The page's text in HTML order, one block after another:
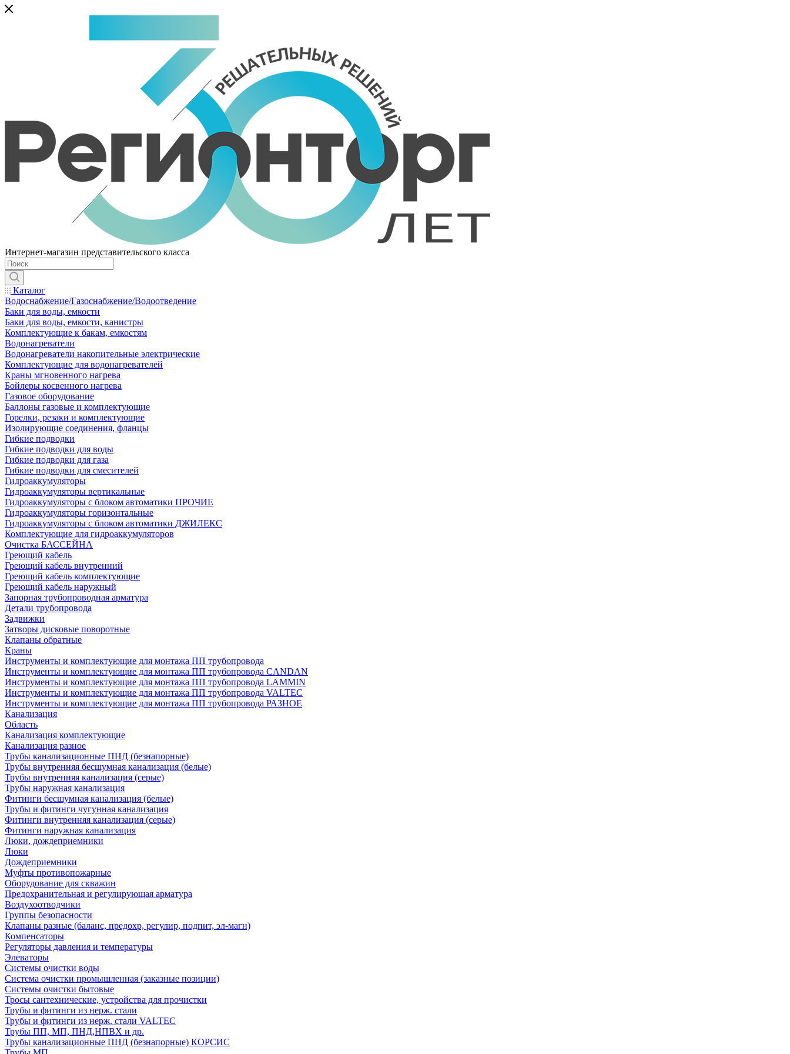
Интернет-магазин представительского класса
Каталог
Водоснабжение/Газоснабжение/Водоотведение
Баки для воды, емкости
Баки для воды, емкости, канистры
Комплектующие к бакам, емкостям
Водонагреватели
Водонагреватели накопительные электрические
Комплектующие для водонагревателей
Краны мгновенного нагрева
Бойлеры косвенного нагрева
Газовое оборудование
Баллоны газовые и комплектующие
Горелки, резаки и комплектующие
Изолирующие соединения, фланцы
Гибкие подводки
Гибкие подводки для воды
Гибкие подводки для газа
Гибкие подводки для смесителей
Гидроаккумуляторы
Гидроаккумуляторы вертикальные
Гидроаккумуляторы с блоком автоматики ПРОЧИЕ
Гидроаккумуляторы горизонтальные
Гидроаккумуляторы с блоком автоматики ДЖИЛЕКС
Комплектующие для гидроаккумуляторов
Очистка БАССЕЙНА
Греющий кабель
Греющий кабель внутренний
Греющий кабель комплектующие
Греющий кабель наружный
Запорная трубопроводная арматура
Детали трубопровода
Задвижки
Затворы дисковые поворотные
Клапаны обратные
Краны
Инструменты и комплектующие для монтажа ПП трубопровода
Инструменты и комплектующие для монтажа ПП трубопровода CANDAN
Инструменты и комплектующие для монтажа ПП трубопровода LAMMIN
Инструменты и комплектующие для монтажа ПП трубопровода VALTEC
Инструменты и комплектующие для монтажа ПП трубопровода РАЗНОЕ
Канализация
Область
Канализация комплектующие
Канализация разное
Трубы канализационные ПНД (безнапорные)
Трубы внутренняя бесшумная канализация (белые)
Трубы внутренняя канализация (серые)
Трубы наружная канализация
Фитинги бесшумная канализация (белые)
Трубы и фитинги чугунная канализация
Фитинги внутренняя канализация (серые)
Фитинги наружная канализация
Люки, дождеприемники
Люки
Дождеприемники
Муфты противопожарные
Оборудование для скважин
Предохранительная и регулирующая арматура
Воздухоотводчики
Группы безопасности
Клапаны разные (баланс, предохр, регулир, подпит, эл-магн)
Компенсаторы
Регуляторы давления и температуры
Элеваторы
Системы очистки воды
Система очистки промышленная (заказные позиции)
Системы очистки бытовые
Тросы сантехнические, устройства для прочистки
Трубы и фитинги из нерж. стали
Трубы и фитинги из нерж. стали VALTEC
Трубы ПП, МП, ПНД,НПВХ и др.
Трубы канализационные ПНД (безнапорные) КОРСИС